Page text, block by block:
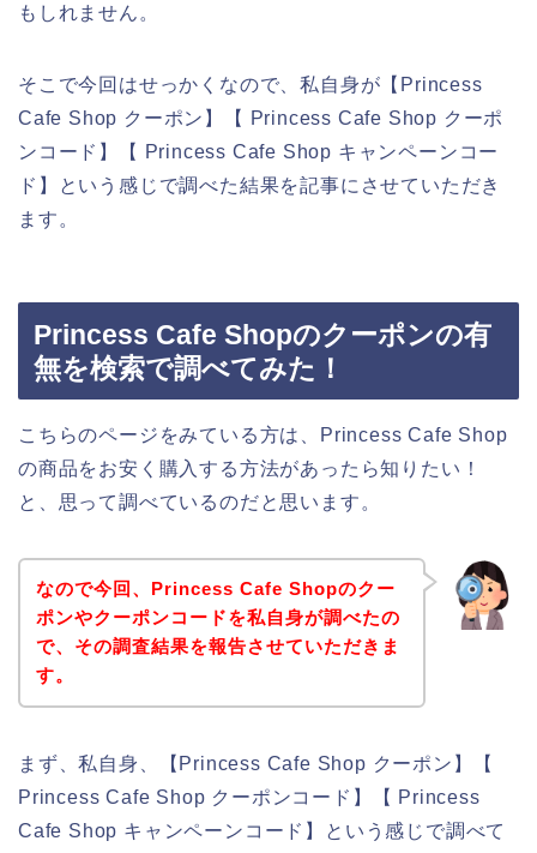
もしれません。
そこで今回はせっかくなので、私自身が【Princess
Cafe Shop クーポン】【 Princess Cafe Shop クーポ
ンコード】【 Princess Cafe Shop キャンペーンコー
ド】という感じで調べた結果を記事にさせていただき
ます。
Princess Cafe Shopのクーポンの有
無を検索で調べてみた！
こちらのページをみている方は、Princess Cafe Shop
の商品をお安く購入する方法があったら知りたい！
と、思って調べているのだと思います。
なので今回、Princess Cafe Shopのクー
ポンやクーポンコードを私自身が調べたの
で、その調査結果を報告させていただきま
す。
まず、私自身、【Princess Cafe Shop クーポン】【
Princess Cafe Shop クーポンコード】【 Princess
Cafe Shop キャンペーンコード】という感じで調べて